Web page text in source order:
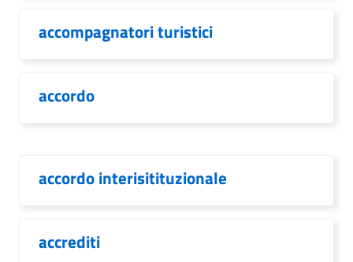
accompagnatori turistici
accordo
accordo interisitituzionale
accrediti